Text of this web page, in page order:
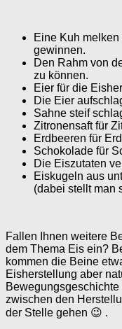
Eine Kuh
gewinnen.
Den Rahm von
zu können.
Eier für die
Die Eier
Sahne steif
Zitronensaft für
Erdbeeren für
Schokolade für
Die Eiszutaten
Eiskugeln aus
(dabei stellt man
Fallen Ihnen weitere
dem Thema Eis ein?
kommen die Beine
Eisherstellung aber
Bewegungsgeschichte
zwischen den
der Stelle gehen 😉 .